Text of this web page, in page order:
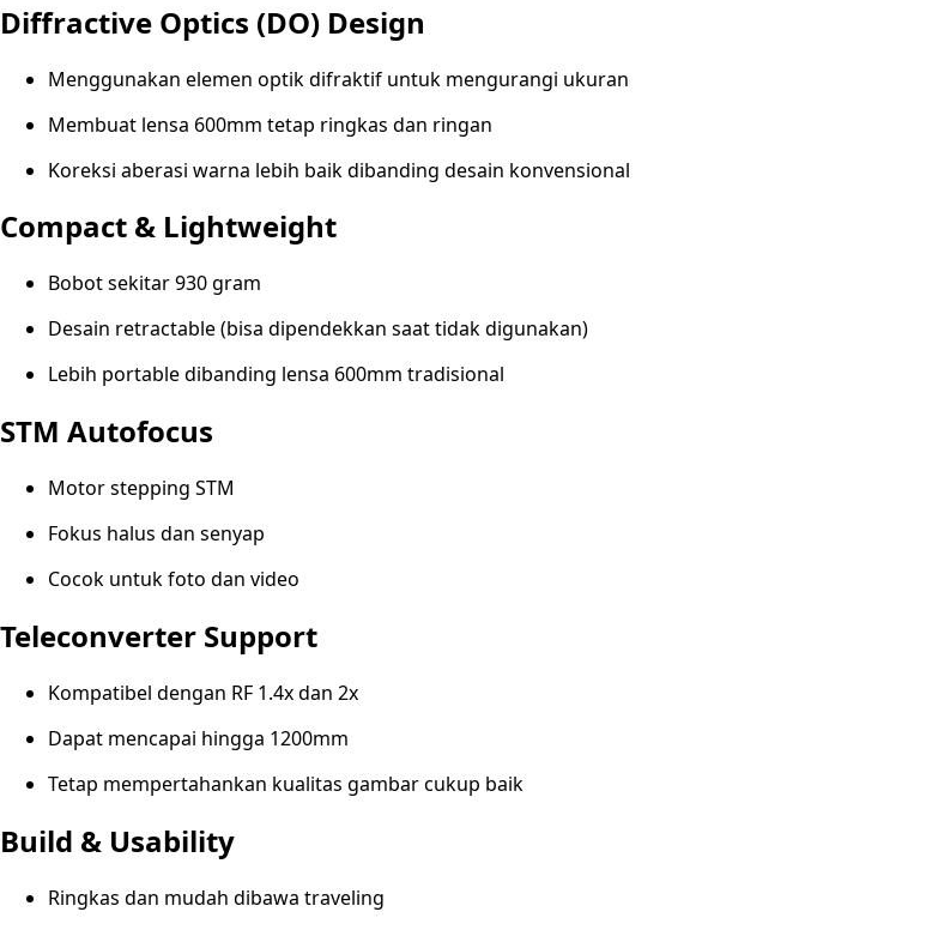
Diffractive Optics (DO) Design
Menggunakan elemen optik difraktif untuk mengurangi ukuran
Membuat lensa 600mm tetap ringkas dan ringan
Koreksi aberasi warna lebih baik dibanding desain konvensional
Compact & Lightweight
Bobot sekitar 930 gram
Desain retractable (bisa dipendekkan saat tidak digunakan)
Lebih portable dibanding lensa 600mm tradisional
STM Autofocus
Motor stepping STM
Fokus halus dan senyap
Cocok untuk foto dan video
Teleconverter Support
Kompatibel dengan RF 1.4x dan 2x
Dapat mencapai hingga 1200mm
Tetap mempertahankan kualitas gambar cukup baik
Build & Usability
Ringkas dan mudah dibawa traveling